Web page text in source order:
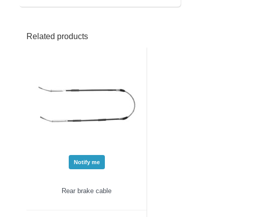
Related products
Notify me
Rear brake cable